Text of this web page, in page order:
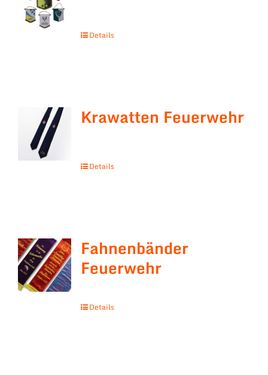
Details
Krawatten Feuerwehr
Details
Fahnenbänder
Feuerwehr
Details